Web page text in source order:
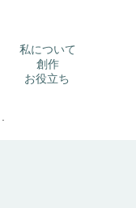
私について
創作
お役立ち